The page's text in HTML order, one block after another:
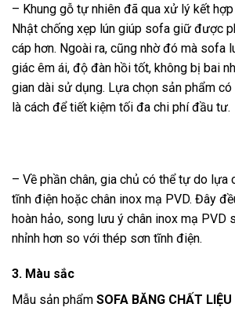
– Khung gỗ tự nhiên đã qua xử lý kết
Nhật chống xẹp lún giúp sofa giữ được
cáp hơn. Ngoài ra, cũng nhờ đó mà sofa
giác êm ái, độ đàn hồi tốt, không bị bai
gian dài sử dụng. Lựa chọn sản phẩm
là cách để tiết kiệm tối đa chi phí đầu tư.
– Về phần chân, gia chủ có thể tự do lựa
tĩnh điện hoặc chân inox mạ PVD. Đây
hoàn hảo, song lưu ý chân inox mạ PVD
nhỉnh hơn so với thép sơn tĩnh điện.
3. Màu sắc
Mẫu sản phẩm SOFA BĂNG CHẤT